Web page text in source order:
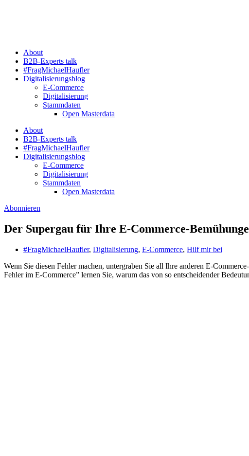
About
B2B-Experts talk
#FragMichaelHaufler
Digitalisierungsblog
E-Commerce
Digitalisierung
Stammdaten
Open Masterdata
About
B2B-Experts talk
#FragMichaelHaufler
Digitalisierungsblog
E-Commerce
Digitalisierung
Stammdaten
Open Masterdata
Abonnieren
Der Supergau für Ihre E-Commerce-
#FragMichaelHaufler, Digitalisierung, E-Commerce, Hilf mir bei
Wenn Sie diesen Fehler machen, untergraben Sie all Ihre anderen E-
Fehler im E-Commerce” lernen Sie, warum das von so entscheidender